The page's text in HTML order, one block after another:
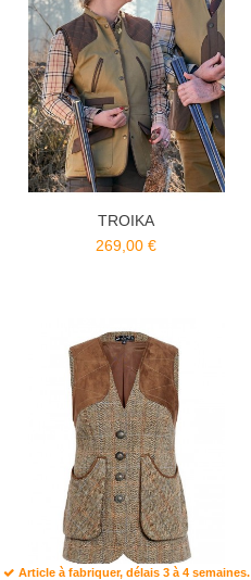
TROIKA
269,00 €
Article à fabriquer, délais 3 à 4 semaines.